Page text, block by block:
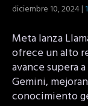
diciembre 10, 2024|
Meta lanza
ofrece un alto
avance supera
Gemini,
conocimiento